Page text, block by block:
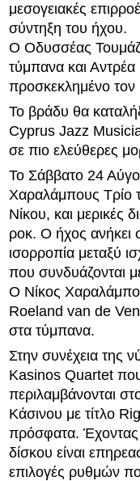
μεσογειακές
σύντηξη του ήχου.
Ο Οδυσσέας
τύμπανα και
προσκεκλημένο τον
Το βράδυ θα
Cyprus Jazz
σε πιο ελεύθερες
Το Σάββατο 24
Χαραλάμπους Τρίο
Νίκου, και μερικές
ροκ. Ο ήχος ανήκει
ισορροπία μεταξύ
που συνδυάζονται
Ο Νίκος
Roeland van de
στα τύμπανα.
Στην συνέχεια της
Kasinos Quartet που
περιλαμβάνονται
Κάσινου με τίτλο
πρόσφατα. Έχοντας
δίσκου είναι
επιλογές ρυθμών